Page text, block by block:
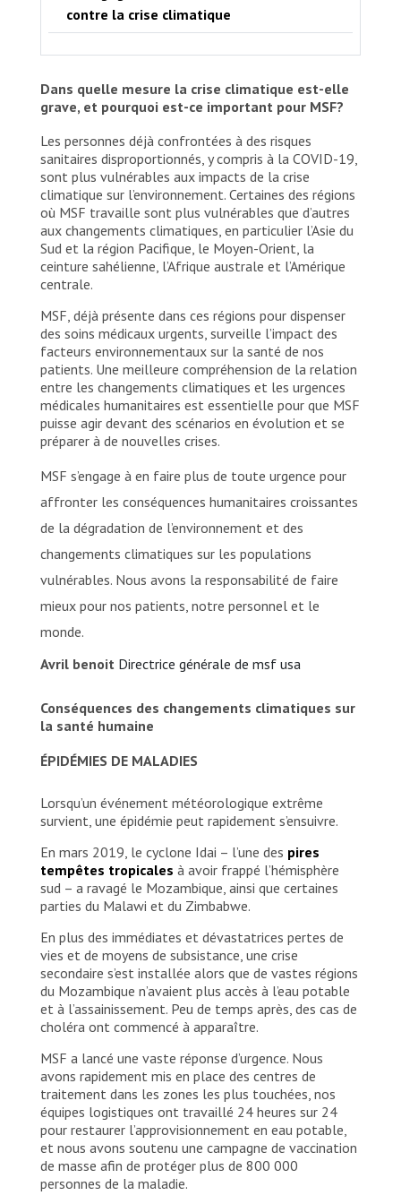
people.We have worked in Somalia since 1991.
After four years, our teams resumed treating
enormous unmet health needs in the Somali
© MSF
contre la crise climatique
Dans quelle mesure la crise climatique est-elle
grave, et pourquoi est-ce important pour MSF?
Les personnes déjà confrontées à des risques
sanitaires disproportionnés, y compris à la COVID-19,
sont plus vulnérables aux impacts de la crise
climatique sur l’environnement. Certaines des régions
où MSF travaille sont plus vulnérables que d’autres
aux changements climatiques, en particulier l’Asie du
Sud et la région Pacifique, le Moyen-Orient, la
ceinture sahélienne, l’Afrique australe et l’Amérique
centrale.
MSF, déjà présente dans ces régions pour dispenser
des soins médicaux urgents, surveille l’impact des
facteurs environnementaux sur la santé de nos
patients. Une meilleure compréhension de la relation
entre les changements climatiques et les urgences
médicales humanitaires est essentielle pour que MSF
puisse agir devant des scénarios en évolution et se
préparer à de nouvelles crises.
MSF s’engage à en faire plus de toute urgence pour
affronter les conséquences humanitaires croissantes
de la dégradation de l’environnement et des
changements climatiques sur les populations
vulnérables. Nous avons la responsabilité de faire
mieux pour nos patients, notre personnel et le
monde.
Avril benoit Directrice générale de msf usa
Conséquences des changements climatiques sur
la santé humaine
ÉPIDÉMIES DE MALADIES
Lorsqu’un événement météorologique extrême
survient, une épidémie peut rapidement s’ensuivre.
En mars 2019, le cyclone Idai – l’une des pires
tempêtes tropicales à avoir frappé l’hémisphère
sud – a ravagé le Mozambique, ainsi que certaines
parties du Malawi et du Zimbabwe.
En plus des immédiates et dévastatrices pertes de
vies et de moyens de subsistance, une crise
secondaire s’est installée alors que de vastes régions
du Mozambique n’avaient plus accès à l’eau potable
et à l’assainissement. Peu de temps après, des cas de
choléra ont commencé à apparaître.
MSF a lancé une vaste réponse d’urgence. Nous
avons rapidement mis en place des centres de
traitement dans les zones les plus touchées, nos
équipes logistiques ont travaillé 24 heures sur 24
pour restaurer l’approvisionnement en eau potable,
et nous avons soutenu une campagne de vaccination
de masse afin de protéger plus de 800 000
personnes de la maladie.